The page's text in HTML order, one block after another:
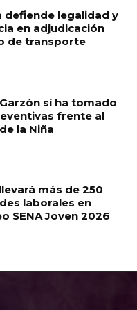
defiende legalidad y
en adjudicación
de transporte
sí ha tomado
frente al
la Niña
más de 250
laborales en
SENA Joven 2026